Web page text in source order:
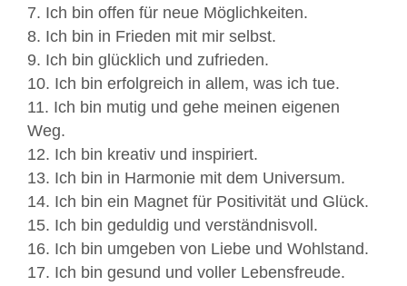
7. Ich bin offen für neue Möglichkeiten.
8. Ich bin in Frieden mit mir selbst.
9. Ich bin glücklich und zufrieden.
10. Ich bin erfolgreich in allem, was ich tue.
11. Ich bin mutig und gehe meinen eigenen
Weg.
12. Ich bin kreativ und inspiriert.
13. Ich bin in Harmonie mit dem Universum.
14. Ich bin ein Magnet für Positivität und Glück.
15. Ich bin geduldig und verständnisvoll.
16. Ich bin umgeben von Liebe und Wohlstand.
17. Ich bin gesund und voller Lebensfreude.